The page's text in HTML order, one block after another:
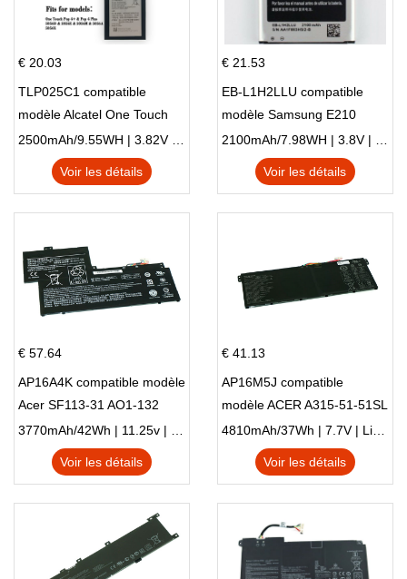
€ 20.03
TLP025C1 compatible
modèle Alcatel One Touch
Pop 4 Plus OT-5056D
2500mAh/9.55WH | 3.82V | Li-ion ...
Voir les détails
€ 21.53
EB-L1H2LLU compatible
modèle Samsung E210
E210K i939
2100mAh/7.98WH | 3.8V | Li-ion ...
Voir les détails
€ 57.64
AP16A4K compatible modèle
Acer SF113-31 AO1-132
NE132
3770mAh/42Wh | 11.25v | Li-ion ...
Voir les détails
€ 41.13
AP16M5J compatible
modèle ACER A315-51-51SL
N17Q1 SERIES
4810mAh/37Wh | 7.7V | Li-ion ...
Voir les détails